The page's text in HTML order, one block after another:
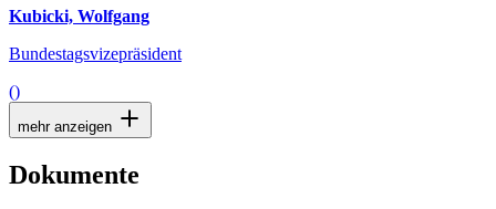
Kubicki, Wolfgang
Bundestagsvizepräsident
()
mehr anzeigen
Dokumente